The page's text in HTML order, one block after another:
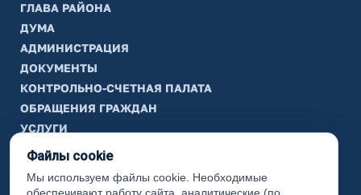
ГЛАВА РАЙОНА
ДУМА
АДМИНИСТРАЦИЯ
ДОКУМЕНТЫ
КОНТРОЛЬНО-СЧЕТНАЯ ПАЛАТА
ОБРАЩЕНИЯ ГРАЖДАН
УСЛУГИ
ТИК
ИНФОРМАЦИЯ
Файлы cookie
Мы используем файлы cookie. Необходимые